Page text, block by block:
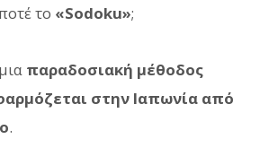
το «Sodoku»;
παραδοσιακή μέθοδος
στην Ιαπωνία από
.